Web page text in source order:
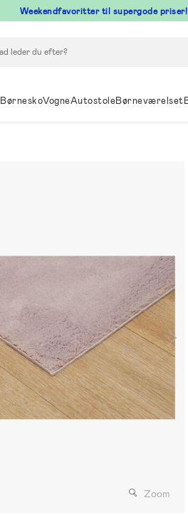
Weekendfavoritter til supergode
BørneskoVogneAutostoleBørneværelset
Zoom